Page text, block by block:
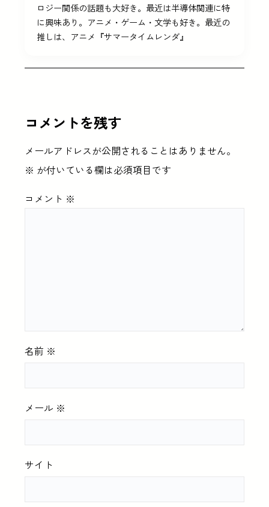
ロジー関係の話題も大好き。最近は半導体関連に特
に興味あり。アニメ・ゲーム・文学も好き。最近の
推しは、アニメ『サマータイムレンダ』
コメントを残す
メールアドレスが公開されることはありません。
※ が付いている欄は必須項目です
コメント ※
名前 ※
メール ※
サイト